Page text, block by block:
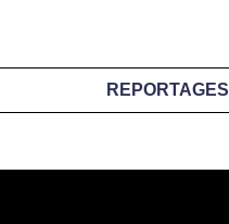
REPORTAGES